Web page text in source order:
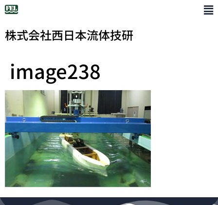
株式会社西日本流体技研
image238